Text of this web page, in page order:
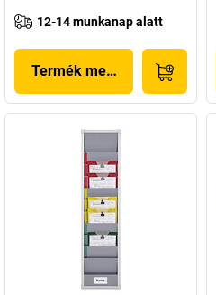
12-14 munkanap alatt
Termék megjelenítése